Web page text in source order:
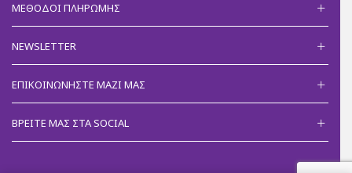
ΜΈΘΟΔΟΙ ΠΛΗΡΩΜΉΣ
NEWSLETTER
ΕΠΙΚΟΙΝΩΝΉΣΤΕ ΜΑΖΊ ΜΑΣ
ΒΡΕΊΤΕ ΜΑΣ ΣΤΑ SOCIAL